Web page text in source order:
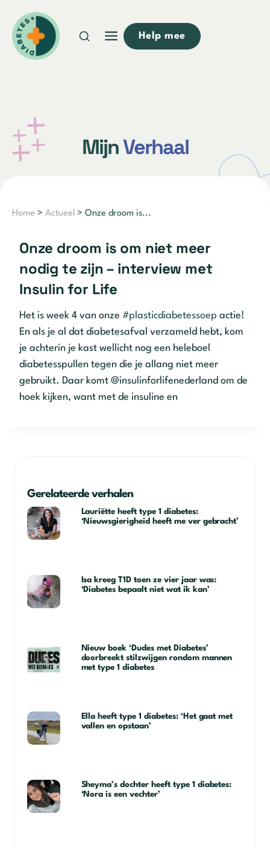
naar
inhoud
Help mee
MijnVerhaal
Home > Actueel > Onze droom is...
Onze droom is om niet meer
nodig te zijn – interview met
Insulin for Life
Het is week 4 van onze #plasticdiabetessoep actie!
En als je al dat diabetesafval verzameld hebt, kom
je achterin je kast wellicht nog een heleboel
diabetesspullen tegen die je allang niet meer
gebruikt. Daar komt @insulinforlifenederland om de
hoek kijken, want met de insuline en
Gerelateerde verhalen
Lauriëtte heeft type 1 diabetes:
‘Nieuwsgierigheid heeft me ver gebracht’
Isa kreeg T1D toen ze vier jaar was:
‘Diabetes bepaalt niet wat ik kan’
Nieuw boek ‘Dudes met Diabetes’
doorbreekt stilzwijgen rondom mannen
met type 1 diabetes
Ella heeft type 1 diabetes: ‘Het gaat met
vallen en opstaan’
Sheyma’s dochter heeft type 1 diabetes:
‘Nora is een vechter’